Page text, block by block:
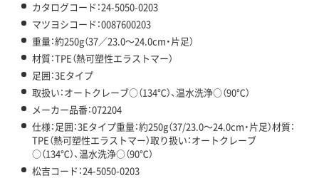
カタログコード：24-5050-0203
マツヨシコード：0087600203
重量：約250g（37／23.0～24.0cm・片足）
材質：TPE（熱可塑性エラストマー）
足囲：3Eタイプ
取扱い：オートクレーブ○（134℃）、温水洗浄○（90℃）
メーカー品番：072204
仕様：足囲：3Eタイプ重量：約250g（37/23.0～24.0cm・片足）材質：
TPE（熱可塑性エラストマー）取り扱い：オートクレーブ
○（134℃）、温水洗浄○（90℃）
松吉コード：24-5050-0203